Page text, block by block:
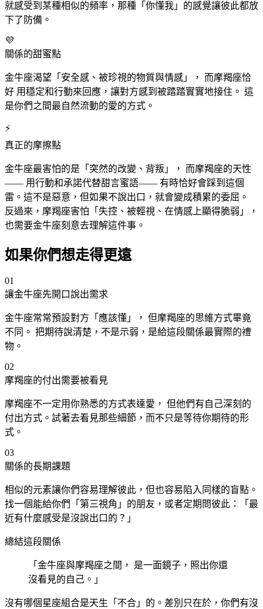
就感受到某種相似的頻率，那種「你懂我」的感覺讓彼此都放
下了防備。
💜
關係的甜蜜點
金牛座渴望「安全感、被珍視的物質與情感」， 而摩羯座恰
好 用穩定和行動來回應，讓對方感到被踏踏實實地接住。 這
是你們之間最自然流動的愛的方式。
⚡
真正的摩擦點
金牛座最害怕的是「突然的改變、背叛」， 而摩羯座的天性
—— 用行動和承諾代替甜言蜜語—— 有時恰好會踩到這個
雷。這不是惡意，但如果不說出口，就會變成積累的委屈。
反過來，摩羯座害怕「失控、被輕視、在情感上顯得脆弱」，
也需要金牛座刻意去理解這件事。
如果你們想走得更遠
01
讓金牛座先開口說出需求
金牛座常常預設對方「應該懂」， 但摩羯座的思維方式畢竟
不同。 把期待說清楚，不是示弱，是給這段關係最實際的禮
物。
02
摩羯座的付出需要被看見
摩羯座不一定用你熟悉的方式表達愛， 但他們有自己深刻的
付出方式。試著去看見那些細節，而不只是等待你期待的形
式。
03
關係的長期課題
相似的元素讓你們容易理解彼此，但也容易陷入同樣的盲點。
找一個能給你們「第三視角」的朋友，或者定期問彼此：「最
近有什麼感受是沒說出口的？」
總結這段關係
「金牛座與摩羯座之間， 是一面鏡子，照出你還
沒看見的自己。」
沒有哪個星座組合是天生「不合」的。差別只在於，你們有沒